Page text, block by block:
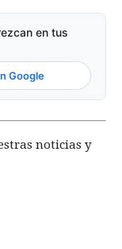
en tus
Google
noticias y